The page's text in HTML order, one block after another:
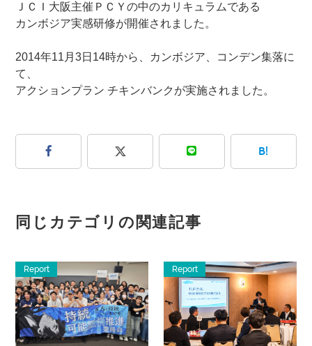
ＪＣＩ大阪主催ＰＣＹの中のカリキュラムである
カンボジア実感研修が開催されました。
2014年11月3日14時から、カンボジア、コンデン集落に
て、
アクションプラン チキンバンクが実施されました。
B!
同じカテゴリの関連記事
Report Report